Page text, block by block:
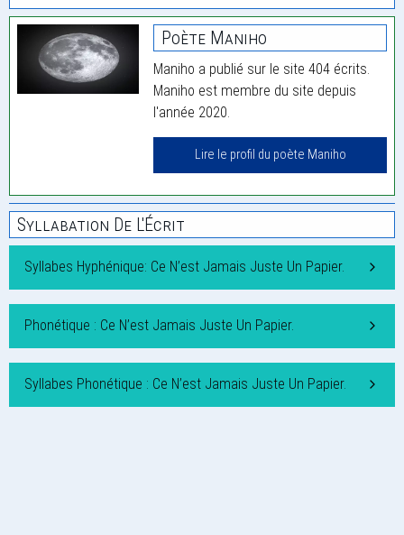
Poète Maniho
Maniho a publié sur le site 404 écrits.
Maniho est membre du site depuis
l'année 2020.
Lire le profil du poète Maniho
Syllabation De L'Écrit
Syllabes Hyphénique: Ce N’est Jamais Juste Un Papier.
Phonétique : Ce N’est Jamais Juste Un Papier.
Syllabes Phonétique : Ce N’est Jamais Juste Un Papier.